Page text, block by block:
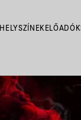
HELYSZÍNEK ELŐADÓK